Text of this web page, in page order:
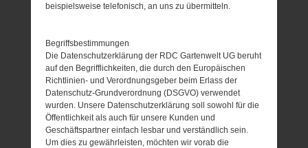
beispielsweise telefonisch, an uns zu übermitteln.
Begriffsbestimmungen
Die Datenschutzerklärung der RDC Gartenwelt UG beruht
auf den Begrifflichkeiten, die durch den Europäischen
Richtlinien- und Verordnungsgeber beim Erlass der
Datenschutz-Grundverordnung (DSGVO) verwendet
wurden. Unsere Datenschutzerklärung soll sowohl für die
Öffentlichkeit als auch für unsere Kunden und
Geschäftspartner einfach lesbar und verständlich sein.
Um dies zu gewährleisten, möchten wir vorab die